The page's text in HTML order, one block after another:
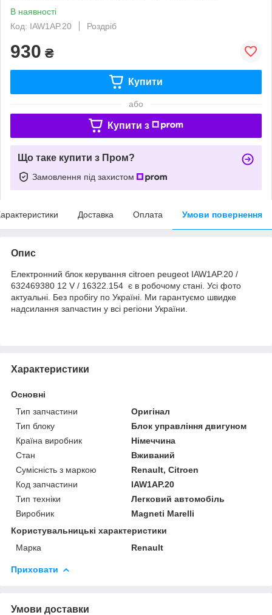
В наявності
Код: IAW1AP.20
Роздріб
930 ₴
Купити
або
Купити з
Що таке купити з Пром?
Замовлення під захистом
Доставка Оплата Умови повернення
Опис
Електронний блок керування citroen peugeot IAW1AP.20 /
632469380 12 V / 16322.154 є в робочому стані. Усі фото
актуальні. Без пробігу по Україні. Ми гарантуємо швидке
надсилання запчастин у всі регіони України.
Характеристики
Основні
Тип запчастини
Оригінал
Тип блоку
Блок управління двигуном
Країна виробник
Німеччина
Стан
Вживаний
Сумісність з маркою
Renault, Citroen
Код запчастини
IAW1AP.20
Тип техніки
Легковий автомобіль
Виробник
Magneti Marelli
Користувальницькі характеристики
Марка
Renault
Приховати
Умови доставки